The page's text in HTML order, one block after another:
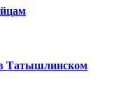
Татышлинском